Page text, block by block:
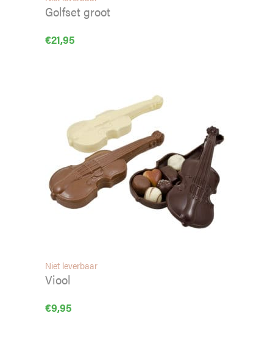
Golfset groot
€21,95
Niet leverbaar
Viool
€9,95